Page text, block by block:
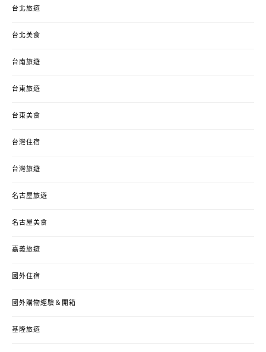
台北旅遊
台北美食
台南旅遊
台東旅遊
台東美食
台灣住宿
台灣旅遊
名古屋旅遊
名古屋美食
嘉義旅遊
國外住宿
國外購物經驗＆開箱
基隆旅遊